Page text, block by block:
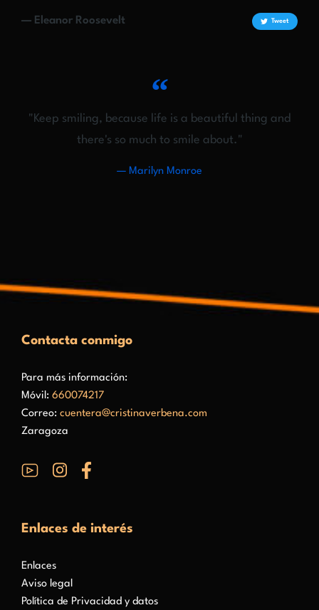
— Eleanor Roosevelt Tweet
"Keep smiling, because life is a beautiful thing and
there's so much to smile about."
— Marilyn Monroe
Contacta conmigo
Para más información:
Móvil: 660074217
Correo: cuentera@cristinaverbena.com
Zaragoza
Enlaces de interés
Enlaces
Aviso legal
Política de Privacidad y datos